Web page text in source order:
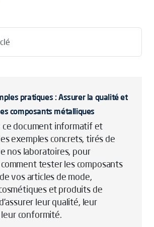
pratiques : Assurer la qualité et
composants métalliques
ce document informatif et
exemples concrets, tirés de
nos laboratoires, pour
tester les composants
vos articles de mode,
et produits de
leur qualité, leur
conformité.